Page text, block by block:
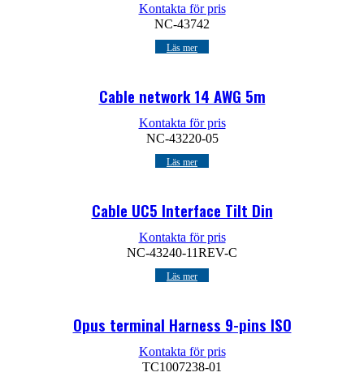
Kontakta för pris
NC-43742
Läs mer
Cable network 14 AWG 5m
Kontakta för pris
NC-43220-05
Läs mer
Cable UC5 Interface Tilt Din
Kontakta för pris
NC-43240-11REV-C
Läs mer
Opus terminal Harness 9-pins ISO
Kontakta för pris
TC1007238-01